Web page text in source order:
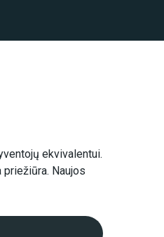
ekvivalentui.
Naujos